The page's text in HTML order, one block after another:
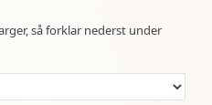
så forklar nederst under